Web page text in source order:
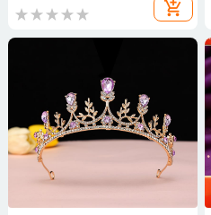
add_shopping_cart